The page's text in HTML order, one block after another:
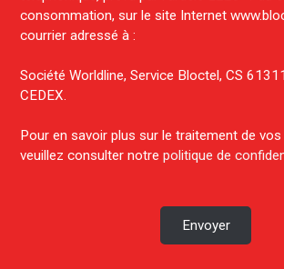
consommation, sur le site Internet
courrier adressé à :
Société Worldline, Service Bloctel, CS
CEDEX.
Pour en savoir plus sur le traitement de
veuillez consulter notre politique de
Envoyer